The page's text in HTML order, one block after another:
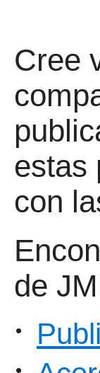
Cree
estas
con
de
•